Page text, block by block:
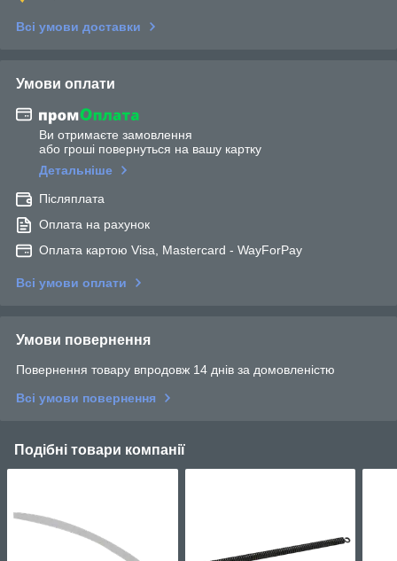
Всі умови доставки
Умови оплати
Ви отримаєте замовлення
або гроші повернуться на вашу картку
Детальніше
Післяплата
Оплата на рахунок
Оплата картою Visa, Mastercard - WayForPay
Всі умови оплати
Умови повернення
Повернення товару впродовж 14 днів за домовленістю
Всі умови повернення
Подібні товари компанії